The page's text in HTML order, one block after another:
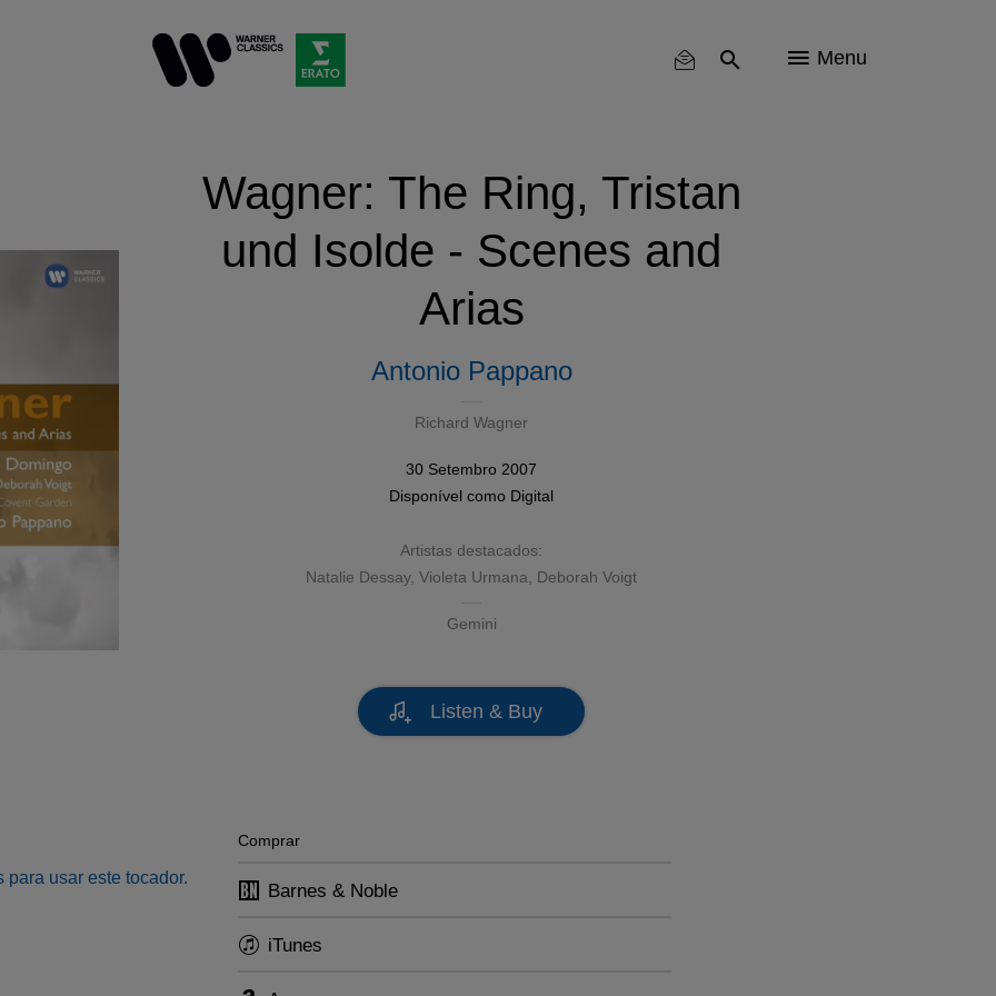
Menu
Wagner: The Ring, Tristan
und Isolde - Scenes and
Arias
Antonio Pappano
Richard Wagner
30 Setembro 2007
Disponível como Digital
Artistas destacados:
Natalie Dessay, Violeta Urmana Deborah Voigt
Gemini
Listen & Buy
usar este tocador.
Comprar
Barnes & Noble
iTunes